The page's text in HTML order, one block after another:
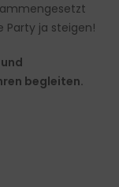
Party ja steigen!
begleiten.